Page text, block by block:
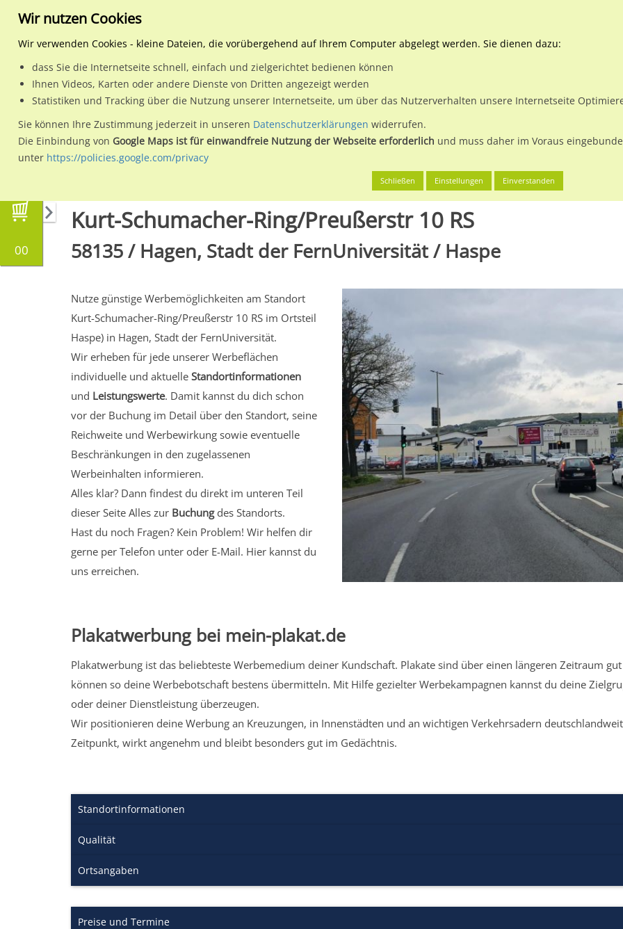
Planen & Buchen Plakatwerbung
Wähle den Werbestandort:
00
Hagen, Stadt der FernUniversität Kurt-Schumacher-Ring/
Kurt-Schumacher-Ring/Preußerstr 10 RS
58135 / Hagen, Stadt der FernUniversität / Haspe
Nutze günstige Werbemöglichkeiten am Standort
Kurt-Schumacher-Ring/Preußerstr 10 RS im Ortsteil
Haspe) in Hagen, Stadt der FernUniversität.
Wir erheben für jede unserer Werbeflächen
individuelle und aktuelle Standortinformationen
und Leistungswerte. Damit kannst du dich schon
vor der Buchung im Detail über den Standort, seine
Reichweite und Werbewirkung sowie eventuelle
Beschränkungen in den zugelassenen
Werbeinhalten informieren.
Alles klar? Dann findest du direkt im unteren Teil
dieser Seite Alles zur Buchungdes Standorts.
Hast du noch Fragen? Kein Problem! Wir helfen dir
gerne per Telefon unter oder E-Mail. Hier kannst du
uns erreichen.
Plakatwerbung bei mein-plakat.de
Plakatwerbung ist das beliebteste Werbemedium deiner Kundschaft. Plakate sind über einen längeren Zeitraum
können so deine Werbebotschaft bestens übermitteln. Mit Hilfe gezielter Werbekampagnen kannst du deine
oder deiner Dienstleistung überzeugen.
Wir positionieren deine Werbung an Kreuzungen, in Innenstädten und an wichtigen Verkehrsadern
Zeitpunkt, wirkt angenehm und bleibt besonders gut im Gedächtnis.
Standortinformationen
Qualität
Ortsangaben
Preise und Termine
Wir nutzen Cookies
Wir verwenden Cookies - kleine Dateien, die vorübergehend auf Ihrem Computer abgelegt werden. Sie dienen dazu:
dass Sie die Internetseite schnell, einfach und zielgerichtet bedienen können
Ihnen Videos, Karten oder andere Dienste von Dritten angezeigt werden
Statistiken und Tracking über die Nutzung unserer Internetseite, um über das Nutzerverhalten unsere Internetseite
Sie können Ihre Zustimmung jederzeit in unseren Datenschutzerklärungen widerrufen.
Die Einbindung von Google Maps ist für einwandfreie Nutzung der Webseite erforderlich und muss daher im Voraus
unter https://policies.google.com/privacy
Schließen Einstellungen Einverstanden